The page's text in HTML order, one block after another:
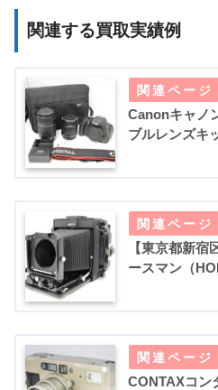
関連する買取実績例
Canonキャノ
ブルレンズキ
【東京都新宿
ースマン（
CONTAXコン